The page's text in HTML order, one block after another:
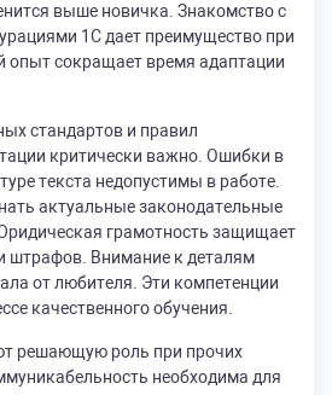
выше новичка. Знакомство с
1С дает преимущество при
опыт сокращает время адаптации
стандартов и правил
критически важно. Ошибки в
текста недопустимы в работе.
актуальные законодательные
грамотность защищает
штрафов. Внимание к деталям
от любителя. Эти компетенции
качественного обучения.
решающую роль при прочих
необходима для